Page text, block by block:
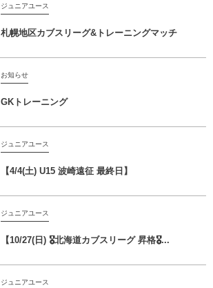
ジュニアユース
札幌地区カブスリーグ&トレーニングマッチ
お知らせ
GKトレーニング
ジュニアユース
【4/4(土) U15 波崎遠征 最終日】
ジュニアユース
【10/27(日) 🎖️北海道カブスリーグ 昇格🎖...
ジュニアユース